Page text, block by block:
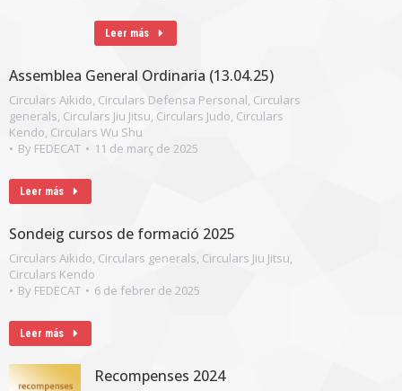
Leer más
Assemblea General Ordinaria (13.04.25)
Circulars Aikido, Circulars Defensa Personal, Circulars
generals, Circulars Jiu Jitsu, Circulars Judo, Circulars
Kendo, Circulars Wu Shu
By FEDECAT 11 de març de 2025
Leer más
Sondeig cursos de formació 2025
Circulars Aikido, Circulars generals, Circulars Jiu Jitsu,
Circulars Kendo
By FEDECAT 6 de febrer de 2025
Leer más
Recompenses 2024